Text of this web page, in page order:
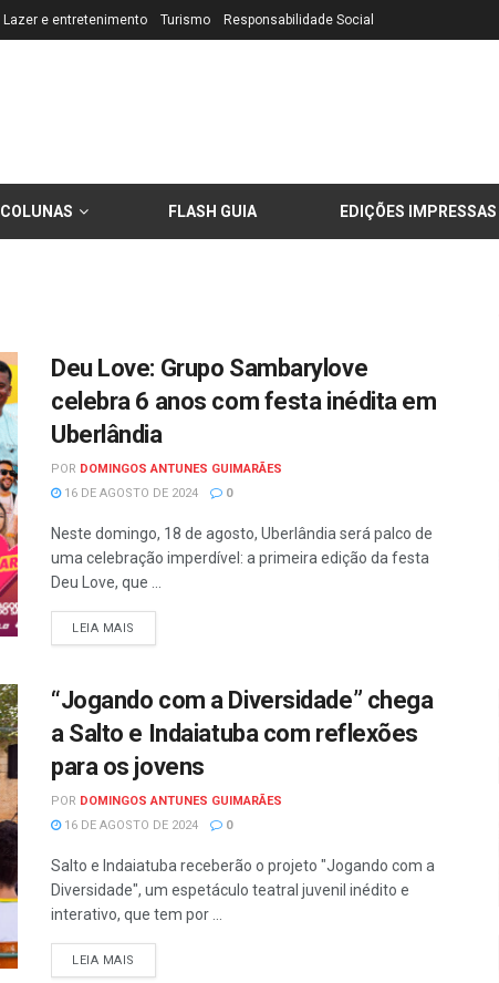
Lazer e entretenimento Turismo Responsabilidade Social
COLUNAS FLASH GUIA EDIÇÕES IMPRESSAS
Deu Love: Grupo Sambarylove
celebra 6 anos com festa inédita em
Uberlândia
POR DOMINGOS ANTUNES GUIMARÃES
16 DE AGOSTO DE 2024
0
Neste domingo, 18 de agosto, Uberlândia será palco de
uma celebração imperdível: a primeira edição da festa
Deu Love, que ...
LEIA MAIS
“Jogando com a Diversidade” chega
a Salto e Indaiatuba com reflexões
para os jovens
POR DOMINGOS ANTUNES GUIMARÃES
16 DE AGOSTO DE 2024
0
Salto e Indaiatuba receberão o projeto "Jogando com a
Diversidade", um espetáculo teatral juvenil inédito e
interativo, que tem por ...
LEIA MAIS